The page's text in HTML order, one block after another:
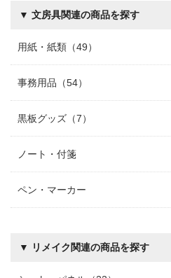
▼ 文房具関連の商品を探す
用紙・紙類（49）
事務用品（54）
黒板グッズ（7）
ノート・付箋
ペン・マーカー
▼ リメイク関連の商品を探す